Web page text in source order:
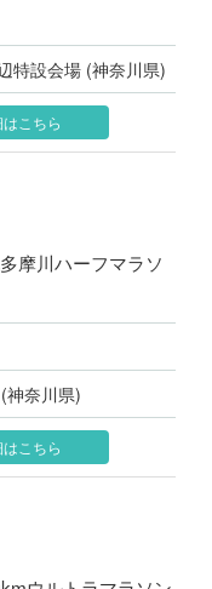
特設会場 (神奈川県)
こちら
摩川ハーフマラソ
神奈川県)
こちら